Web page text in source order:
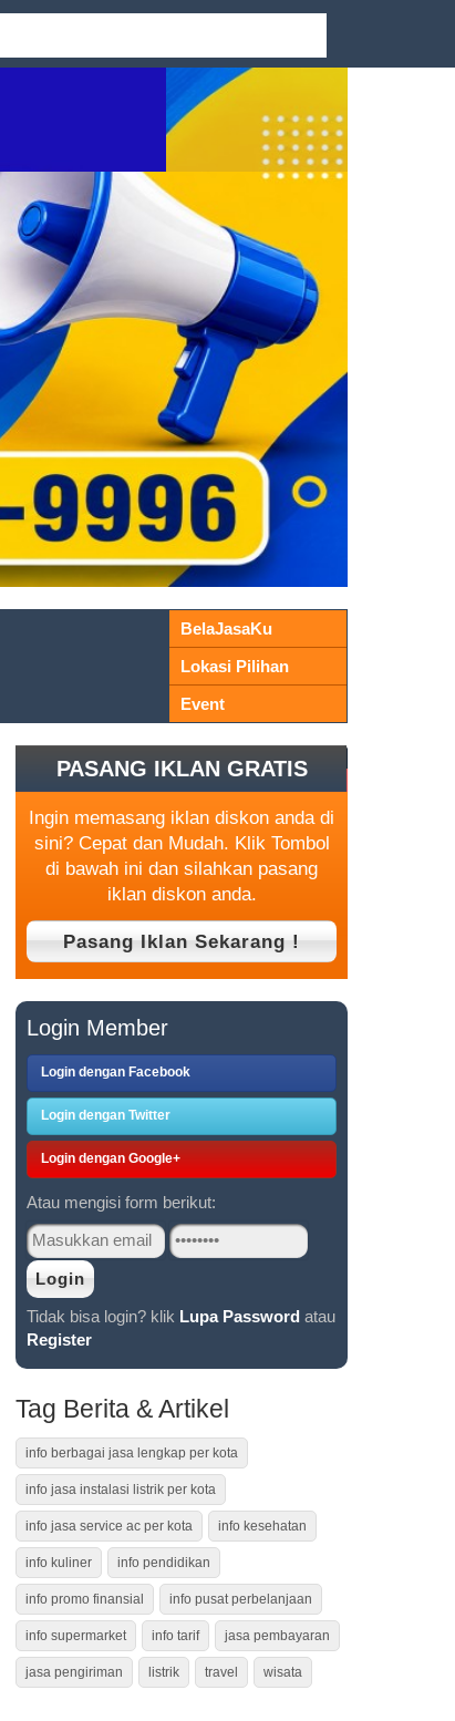
BelaJasaKu
Lokasi Pilihan
Event
PASANG IKLAN GRATIS
Ingin memasang iklan diskon anda di
sini? Cepat dan Mudah. Klik Tombol
di bawah ini dan silahkan pasang
iklan diskon anda.
Login Member
Login dengan Facebook
Login dengan Twitter
Login dengan Google+
Atau mengisi form berikut:
Tidak bisa login? klik Lupa Password atau
Register
Tag Berita & Artikel
info berbagai jasa lengkap per kota
info jasa instalasi listrik per kota
info jasa service ac per kota info kesehatan
info kuliner info pendidikan
info promo finansial info pusat perbelanjaan
info supermarket info tarif jasa pembayaran
jasa pengiriman listrik travel wisata